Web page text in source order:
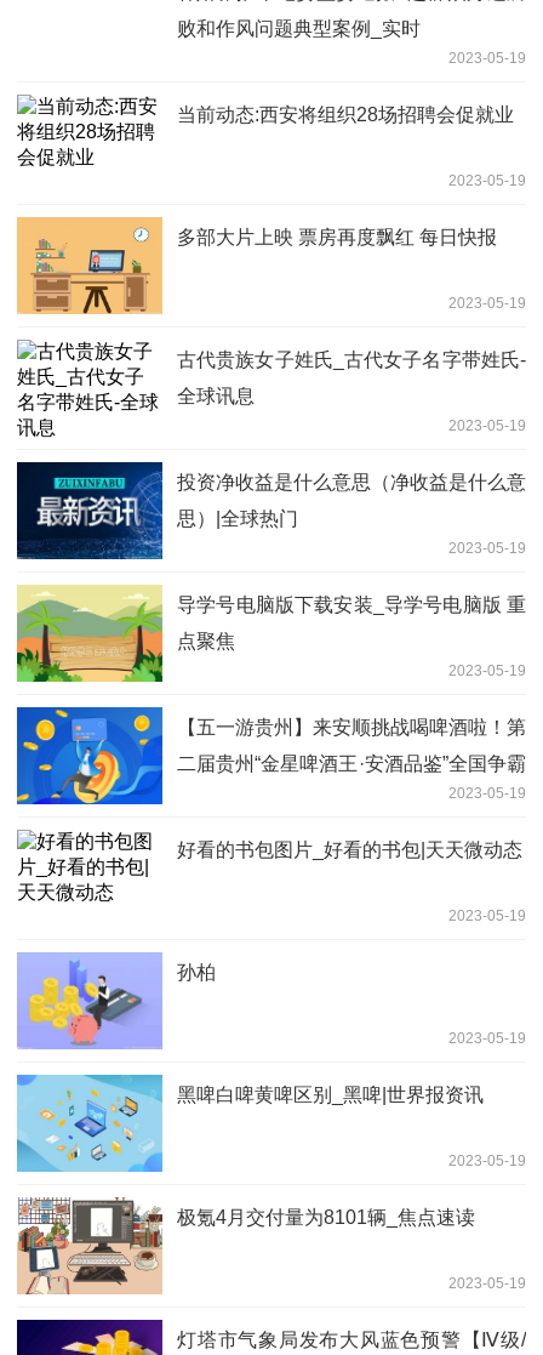
败和作风问题典型案例_实时
2023-05-19
当前动态:西安将组织28场招聘会促就业
2023-05-19
多部大片上映 票房再度飘红 每日快报
2023-05-19
古代贵族女子姓氏_古代女子名字带姓氏-
全球讯息
2023-05-19
投资净收益是什么意思（净收益是什么意
思）|全球热门
2023-05-19
导学号电脑版下载安装_导学号电脑版 重
点聚焦
2023-05-19
【五一游贵州】来安顺挑战喝啤酒啦！第
二届贵州“金星啤酒王·安酒品鉴”全国争霸
2023-05-19
好看的书包图片_好看的书包|天天微动态
2023-05-19
孙柏
2023-05-19
黑啤白啤黄啤区别_黑啤|世界报资讯
2023-05-19
极氪4月交付量为8101辆_焦点速读
2023-05-19
灯塔市气象局发布大风蓝色预警【Ⅳ级/